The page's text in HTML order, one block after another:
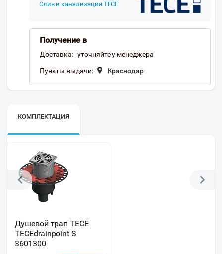
Слив и канализация TECE
Получение в
Доставка: уточняйте у менеджера
Пункты выдачи: Краснодар
КОМПЛЕКТАЦИЯ
Душевой трап TECE
TECEdrainpoint S
3601300